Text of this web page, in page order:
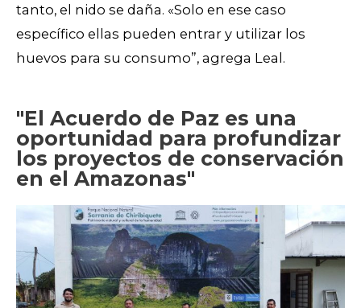
tanto, el nido se daña. «Solo en ese caso
específico ellas pueden entrar y utilizar los
huevos para su consumo”, agrega Leal.
"El Acuerdo de Paz es una
oportunidad para profundizar
los proyectos de conservación
en el Amazonas"